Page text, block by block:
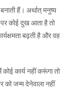
हैं। अर्थात् मनुष्य
कोई दुख आता है तो
बढ़ती है और वह
कार्य नहीं करूंगा तो
को जन्म देनेवाला नहीं